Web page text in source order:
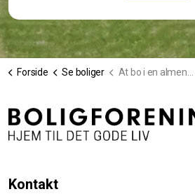
Forside Se boliger At bo i en almen boligforening
Kontakt